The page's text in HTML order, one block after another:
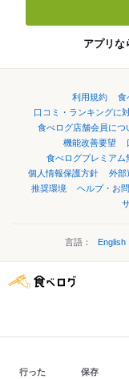
アプリな
利用規約 食
口コミ・ランキングに
食べログ店舗会員につ
機能改善要望
食べログプレミアム
個人情報保護方針
外部
推奨環境
ヘルプ・お
言語： English
行った 保存